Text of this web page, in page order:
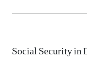
Social Security in